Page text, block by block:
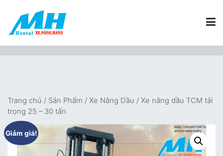
nội
Xe Nâng Hàng MH Rental
Trang chủ / Sản Phẩm / Xe Nâng Dầu / Xe nâng dầu TCM tải
trọng 25 – 30 tấn
Giảm giá!